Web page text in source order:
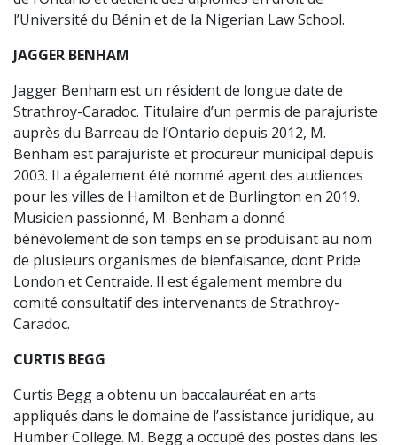
l’Université du Bénin et de la Nigerian Law School.
JAGGER BENHAM
Jagger Benham est un résident de longue date de
Strathroy-Caradoc. Titulaire d’un permis de parajuriste
auprès du Barreau de l’Ontario depuis 2012, M.
Benham est parajuriste et procureur municipal depuis
2003. Il a également été nommé agent des audiences
pour les villes de Hamilton et de Burlington en 2019.
Musicien passionné, M. Benham a donné
bénévolement de son temps en se produisant au nom
de plusieurs organismes de bienfaisance, dont Pride
London et Centraide. Il est également membre du
comité consultatif des intervenants de Strathroy-
Caradoc.
CURTIS BEGG
Curtis Begg a obtenu un baccalauréat en arts
appliqués dans le domaine de l’assistance juridique, au
Humber College. M. Begg a occupé des postes dans les